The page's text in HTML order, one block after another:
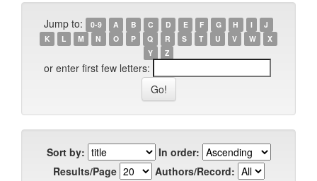
Jump to: 0-9 A B C D E F G H I
J
K
L M N O P Q R S T U V W
X
Y
Z
or enter first few letters:
Sort by:
In order:
Results/Page
Authors/Record: